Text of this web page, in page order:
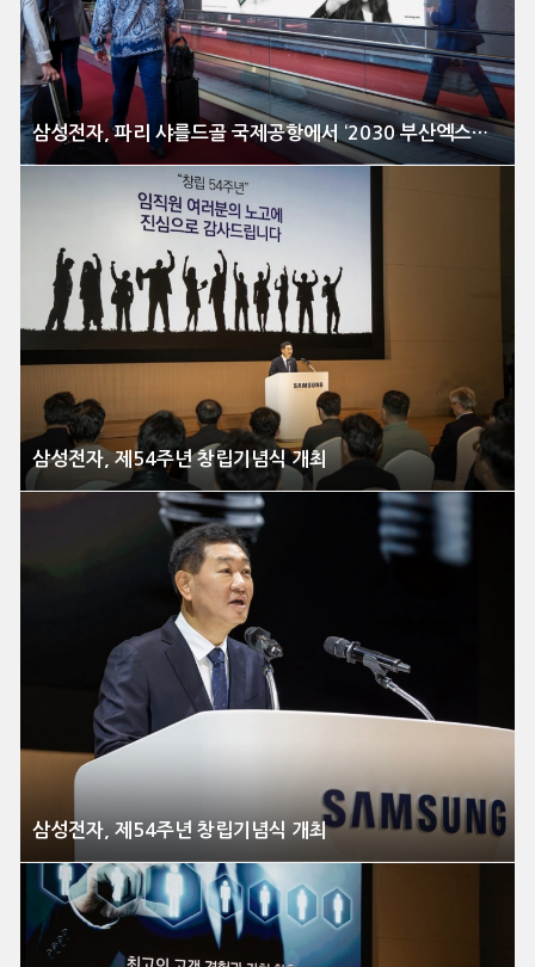
삼성전자, 파리 샤를드골 국제공항에서 ‘2030 부산엑스포’ 알린다
삼성전자, 제54주년 창립기념식 개최
삼성전자, 제54주년 창립기념식 개최